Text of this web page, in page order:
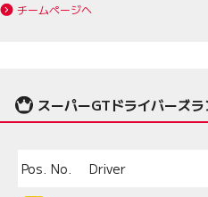
チームページへ
スーパーGTドライバーズ
Pos. No. Driver